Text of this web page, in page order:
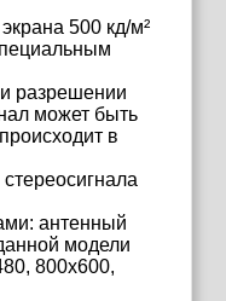
500 кд/м²
разрешении
может быть
в
антенный
модели
800x600,